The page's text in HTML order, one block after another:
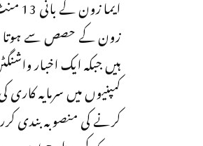
زون کے حصص سے ہوتا
ہیں جبکہ ایک اخبار
کمپنیوں میں سرمایہ
کرنے کی منصوبہ بندی